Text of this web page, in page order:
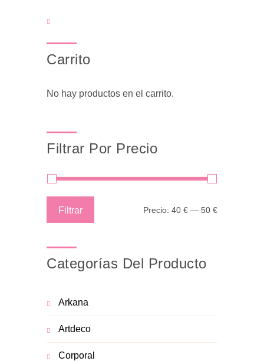
Carrito
No hay productos en el carrito.
Filtrar Por Precio
Filtrar Precio: 40 € — 50 €
Categorías Del Producto
Arkana
Artdeco
Corporal